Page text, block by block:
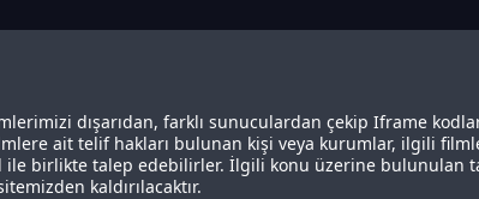
dışarıdan, farklı sunuculardan çekip Iframe
ait telif hakları bulunan kişi veya kurumlar, ilgili
birlikte talep edebilirler. İlgili konu üzerine bulunulan
kaldırılacaktır.